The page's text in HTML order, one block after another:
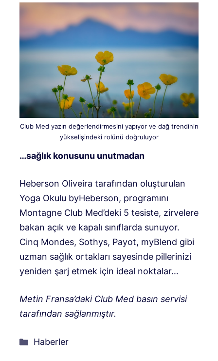
Club Med yazın değerlendirmesini yapıyor ve dağ trendinin
yükselişindeki rolünü doğruluyor
…sağlık konusunu unutmadan
Heberson Oliveira tarafından oluşturulan
Yoga Okulu byHeberson, programını
Montagne Club Med’deki 5 tesiste, zirvelere
bakan açık ve kapalı sınıflarda sunuyor.
Cinq Mondes, Sothys, Payot, myBlend gibi
uzman sağlık ortakları sayesinde pillerinizi
yeniden şarj etmek için ideal noktalar…
Metin Fransa’daki Club Med basın servisi
tarafından sağlanmıştır.
Kategoriler
Haberler